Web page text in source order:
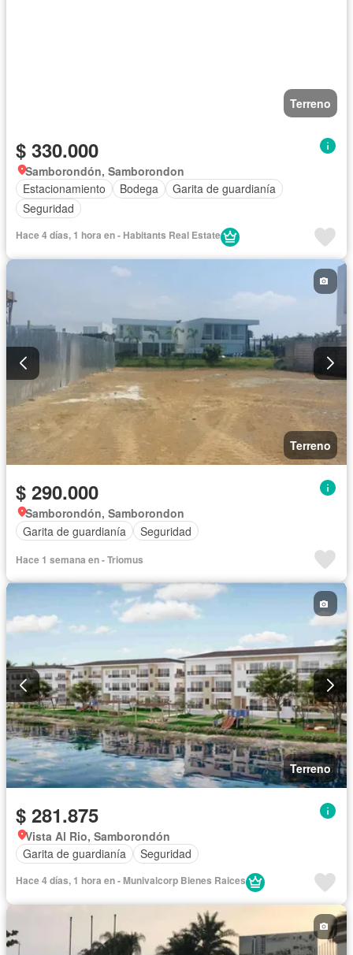
Terreno
$ 330.000
Samborondón, Samborondon
Estacionamiento
Bodega
Garita de guardianía
Seguridad
Hace 4 días, 1 hora en - Habitants Real Estate
Terreno
$ 290.000
Samborondón, Samborondon
Garita de guardianía
Seguridad
Hace 1 semana en - Triomus
Terreno
$ 281.875
Vista Al Rio, Samborondón
Garita de guardianía
Seguridad
Hace 4 días, 1 hora en - Munivalcorp Bienes Raices